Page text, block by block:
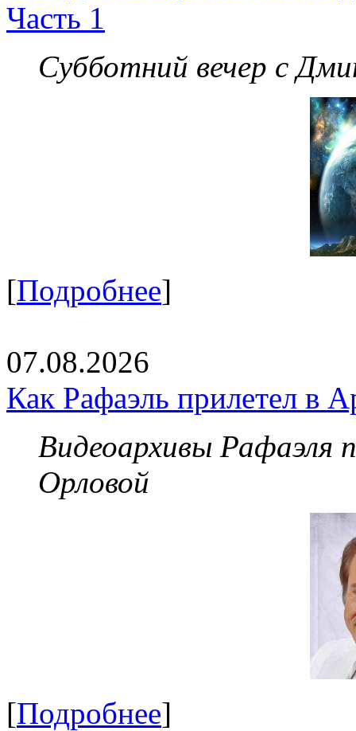
Часть 1
Субботний вечер с
[Подробнее]
07.08.2026
Как Рафаэль прилетел в
Видеоархивы Рафаэля
Орловой
[Подробнее]